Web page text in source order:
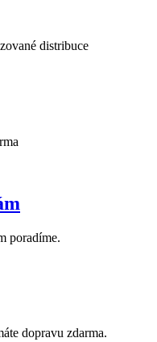
distribuce
poradíme.
dopravu zdarma.